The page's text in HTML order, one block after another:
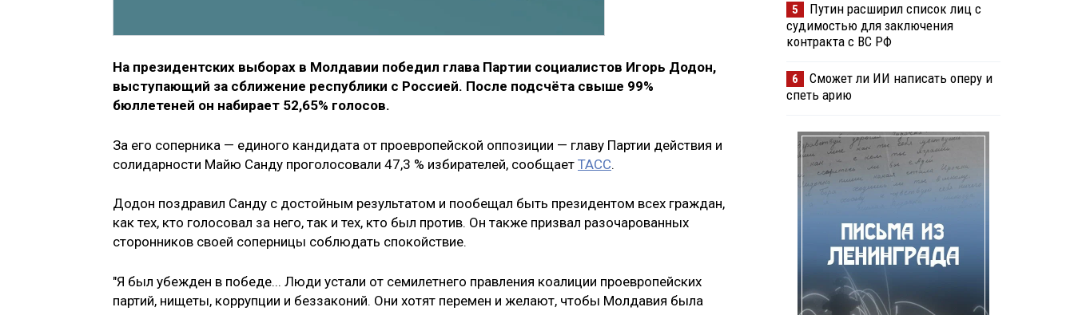
На президентских выборах в Молдавии победил глава Партии социалистов Игорь Додон,
выступающий за сближение республики с Россией. После подсчёта свыше 99%
бюллетеней он набирает 52,65% голосов.
За его соперника — единого кандидата от проевропейской оппозиции — главу Партии действия и
солидарности Майю Санду проголосовали 47,3 % избирателей, сообщает ТАСС.
Додон поздравил Санду с достойным результатом и пообещал быть президентом всех граждан,
как тех, кто голосовал за него, так и тех, кто был против. Он также призвал разочарованных
сторонников своей соперницы соблюдать спокойствие.
"Я был убежден в победе... Люди устали от семилетнего правления коалиции проевропейских
партий, нищеты, коррупции и беззаконий. Они хотят перемен и желают, чтобы Молдавия была
5
Путин расширил список лиц с
судимостью для заключения
контракта с ВС РФ
6
Сможет ли ИИ написать оперу и
спеть арию